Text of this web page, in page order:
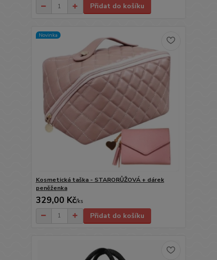
Přidat do košíku
Novinka
Kosmetická taška - STARORŮŽOVÁ + dárek
peněženka
329,00 Kč/ks
Přidat do košíku